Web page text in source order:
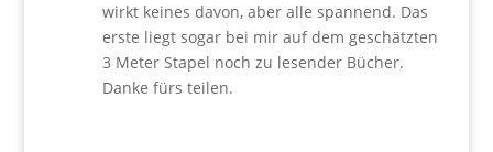
wirkt keines davon, aber alle spannend. Das
erste liegt sogar bei mir auf dem geschätzten
3 Meter Stapel noch zu lesender Bücher.
Danke fürs teilen.